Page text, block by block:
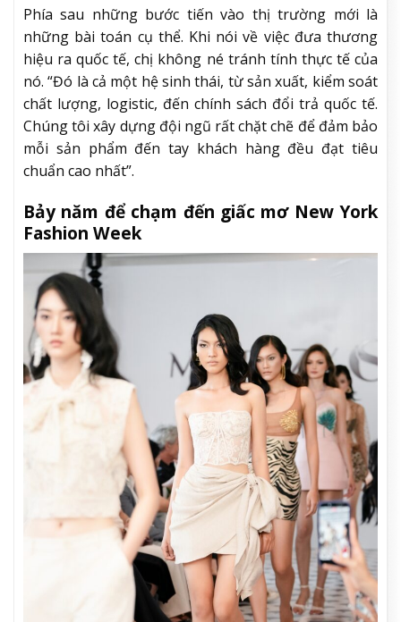
Phía sau những bước tiến vào thị trường mới là
những bài toán cụ thể. Khi nói về việc đưa thương
hiệu ra quốc tế, chị không né tránh tính thực tế của
nó. “Đó là cả một hệ sinh thái, từ sản xuất, kiểm soát
chất lượng, logistic, đến chính sách đổi trả quốc tế.
Chúng tôi xây dựng đội ngũ rất chặt chẽ để đảm bảo
mỗi sản phẩm đến tay khách hàng đều đạt tiêu
chuẩn cao nhất”.
Bảy năm để chạm đến giấc mơ New York
Fashion Week